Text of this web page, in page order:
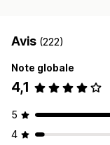
Avis (222)
Note globale
4,1
5
4